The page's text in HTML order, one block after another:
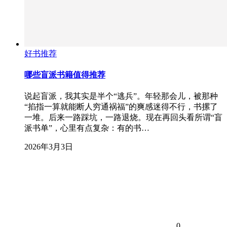
好书推荐
哪些盲派书籍值得推荐
说起盲派，我其实是半个“逃兵”。年轻那会儿，被那种
“掐指一算就能断人穷通祸福”的爽感迷得不行，书摞了
一堆。后来一路踩坑，一路退烧。现在再回头看所谓“盲
派书单”，心里有点复杂：有的书…
2026年3月3日